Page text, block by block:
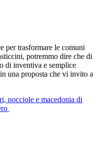
per trasformare le comuni
potremmo dire che di
di inventiva e semplice
una proposta che vi invito a
nocciole e macedonia di